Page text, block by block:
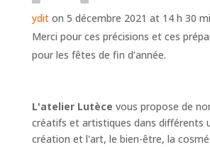
ydit on 5 décembre 2021 at 14 h 30
Merci pour ces précisions et ces
pour les fêtes de fin d’année.
L'atelier Lutèce vous propose de
créatifs et artistiques dans différents
création et l'art, le bien-être, la